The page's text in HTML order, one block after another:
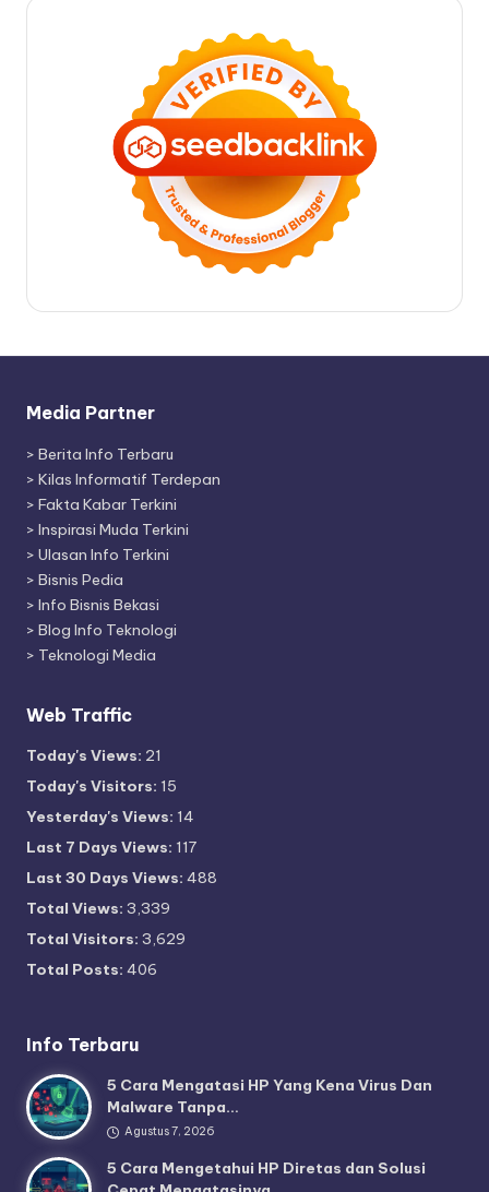
Media Partner
> Berita Info Terbaru
> Kilas Informatif Terdepan
> Fakta Kabar Terkini
> Inspirasi Muda Terkini
> Ulasan Info Terkini
> Bisnis Pedia
> Info Bisnis Bekasi
> Blog Info Teknologi
> Teknologi Media
Web Traffic
Today's Views: 21
Today's Visitors: 15
Yesterday's Views: 14
Last 7 Days Views: 117
Last 30 Days Views: 488
Total Views: 3,339
Total Visitors: 3,629
Total Posts: 406
Info Terbaru
5 Cara Mengatasi HP Yang Kena Virus Dan
Malware Tanpa…
Agustus 7, 2026
5 Cara Mengetahui HP Diretas dan Solusi